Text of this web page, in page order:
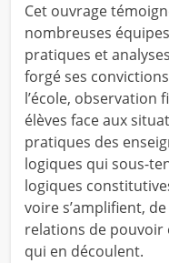
Cet ouvrage
nombreuses
pratiques et
forgé ses
l’école, observation
élèves face aux
pratiques des
logiques qui sous-
logiques
voire s’amplifient,
relations de pouvoir
qui en découlent.